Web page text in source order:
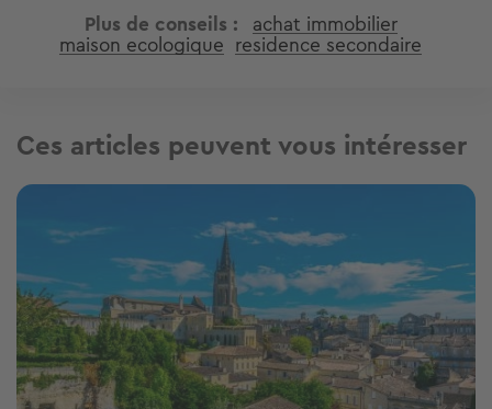
Plus de conseils achat immobilier
maison ecologique residence secondaire
Ces articles peuvent vous intéresser
Image